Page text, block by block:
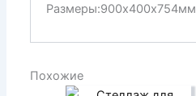
Размеры:900х400х754мм
Похожие